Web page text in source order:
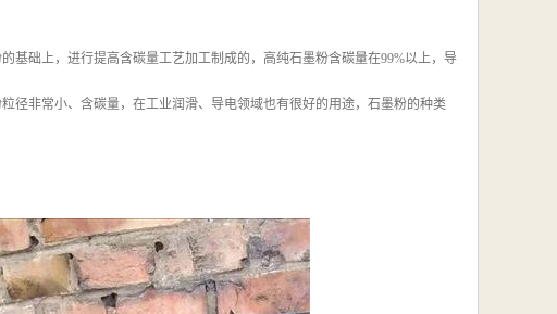
基础上，进行提高含碳量工艺加工制成的，高纯石墨粉含碳量在99%以上，导
径非常小、含碳量，在工业润滑、导电领域也有很好的用途，石墨粉的种类